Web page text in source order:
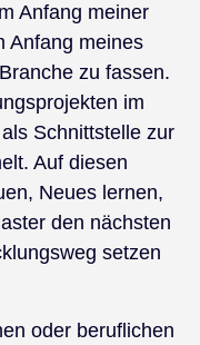
Anfang meiner
Anfang meines
zu fassen.
im
Schnittstelle zur
Auf diesen
Neues lernen,
den nächsten
setzen
oder beruflichen